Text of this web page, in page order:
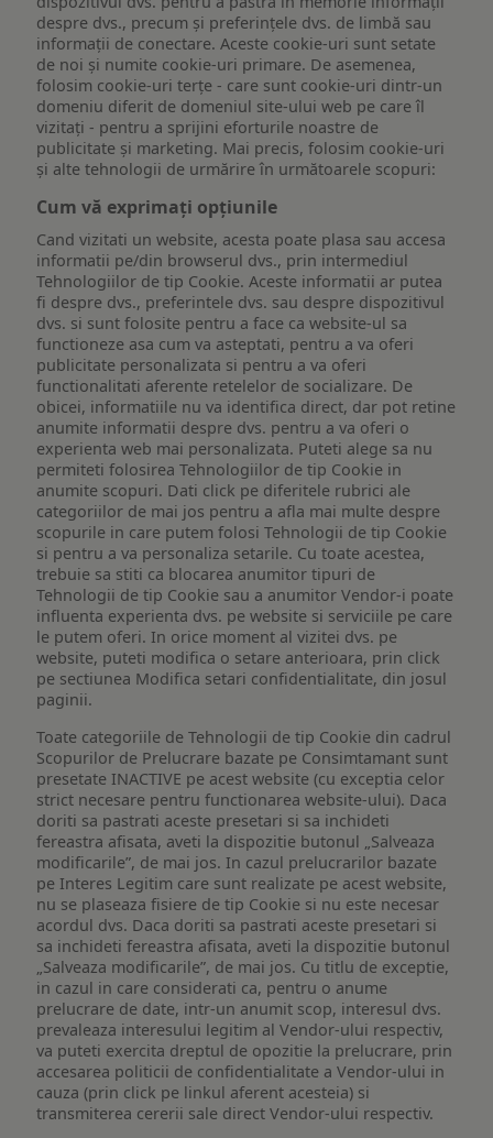
despre dvs., precum și preferințele dvs. de limbă sau
informații de conectare. Aceste cookie-uri sunt setate
de noi și numite cookie-uri primare. De asemenea,
folosim cookie-uri terțe - care sunt cookie-uri dintr-un
domeniu diferit de domeniul site-ului web pe care îl
vizitați - pentru a sprijini eforturile noastre de
publicitate și marketing. Mai precis, folosim cookie-uri
și alte tehnologii de urmărire în următoarele scopuri:
Cum vă exprimați opțiunile
Cand vizitati un website, acesta poate plasa sau accesa
informatii pe/din browserul dvs., prin intermediul
Tehnologiilor de tip Cookie. Aceste informatii ar putea
fi despre dvs., preferintele dvs. sau despre dispozitivul
dvs. si sunt folosite pentru a face ca website-ul sa
functioneze asa cum va asteptati, pentru a va oferi
publicitate personalizata si pentru a va oferi
functionalitati aferente retelelor de socializare. De
obicei, informatiile nu va identifica direct, dar pot retine
anumite informatii despre dvs. pentru a va oferi o
experienta web mai personalizata. Puteti alege sa nu
permiteti folosirea Tehnologiilor de tip Cookie in
anumite scopuri. Dati click pe diferitele rubrici ale
categoriilor de mai jos pentru a afla mai multe despre
scopurile in care putem folosi Tehnologii de tip Cookie
si pentru a va personaliza setarile. Cu toate acestea,
trebuie sa stiti ca blocarea anumitor tipuri de
Tehnologii de tip Cookie sau a anumitor Vendor-i poate
influenta experienta dvs. pe website si serviciile pe care
le putem oferi. In orice moment al vizitei dvs. pe
website, puteti modifica o setare anterioara, prin click
pe sectiunea Modifica setari confidentialitate, din josul
paginii.
Toate categoriile de Tehnologii de tip Cookie din cadrul
Scopurilor de Prelucrare bazate pe Consimtamant sunt
presetate INACTIVE pe acest website (cu exceptia celor
strict necesare pentru functionarea website-ului). Daca
doriti sa pastrati aceste presetari si sa inchideti
fereastra afisata, aveti la dispozitie butonul „Salveaza
modificarile”, de mai jos. In cazul prelucrarilor bazate
pe Interes Legitim care sunt realizate pe acest website,
nu se plaseaza fisiere de tip Cookie si nu este necesar
acordul dvs. Daca doriti sa pastrati aceste presetari si
sa inchideti fereastra afisata, aveti la dispozitie butonul
„Salveaza modificarile”, de mai jos. Cu titlu de exceptie,
in cazul in care considerati ca, pentru o anume
prelucrare de date, intr-un anumit scop, interesul dvs.
prevaleaza interesului legitim al Vendor-ului respectiv,
va puteti exercita dreptul de opozitie la prelucrare, prin
accesarea politicii de confidentialitate a Vendor-ului in
cauza (prin click pe linkul aferent acesteia) si
transmiterea cererii sale direct Vendor-ului respectiv.